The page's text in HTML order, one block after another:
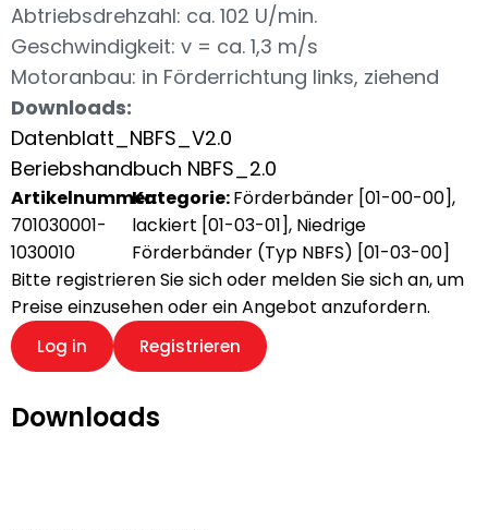
Abtriebsdrehzahl: ca. 102 U/min.
Geschwindigkeit: v = ca. 1,3 m/s
Motoranbau: in Förderrichtung links, ziehend
Downloads:
Datenblatt_NBFS_V2.0
Beriebshandbuch NBFS_2.0
Artikelnummer:
701030001-
1030010
Kategorie:Förderbänder [01-00-00],
lackiert [01-03-01], Niedrige
Förderbänder (Typ NBFS) [01-03-00]
Bitte registrieren Sie sich oder melden Sie sich an, um
Preise einzusehen oder ein Angebot anzufordern.
Log in Registrieren
Downloads